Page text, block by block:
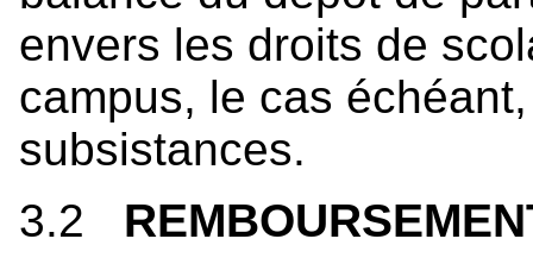
envers les droits de
campus, le cas
subsistances.
3.2